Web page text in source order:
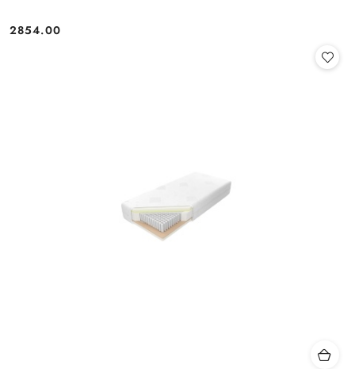
Cena:
2854.00